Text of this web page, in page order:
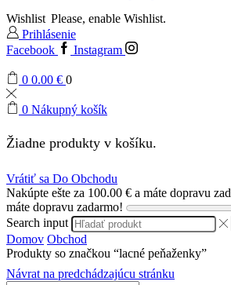
Wishlist Please, enable Wishlist.
Prihlásenie
Facebook
Instagram
0 0.00 € 0
0 Nákupný košík
Žiadne produkty v košíku.
Vrátiť sa Do Obchodu
Nakúpte ešte za 100.00 € a máte dopravu
máte dopravu zadarmo!
Search input
Domov Obchod
Produkty so značkou “lacné peňaženky”
Návrat na predchádzajúcu stránku